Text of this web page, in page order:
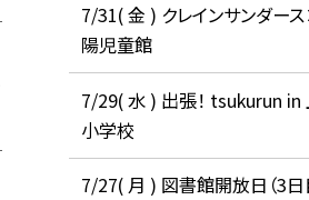
7/31( 金 ) クレインサンダー
陽児童館
7/29( 水 ) 出張！ tsukurun in
小学校
7/27( 月 ) 図書館開放日（3日